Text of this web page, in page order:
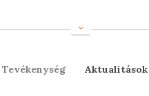
Tevékenység Aktualitások